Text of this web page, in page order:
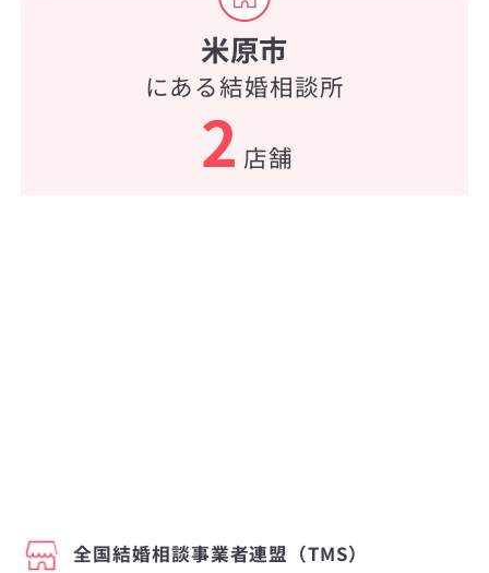
米原市
にある結婚相談所
2 店舗
全国結婚相談事業者連盟（TMS）